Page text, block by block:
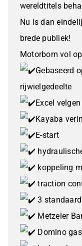
wereldtitels
Nu is dan
brede publiek!
Motorbom vol
Gebaseerd
rijwielgedeelte
Excel velgen
Kayaba
E-start
koppeling
traction
3
Metzeler
Domino